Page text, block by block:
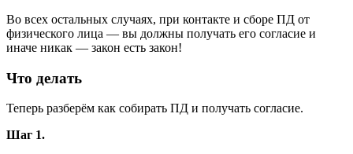
Во всех остальных случаях, при контакте и сборе ПД от
физического лица — вы должны получать его согласие и
иначе никак — закон есть закон!
Что делать
Теперь разберём как собирать ПД и получать согласие.
Шаг 1.